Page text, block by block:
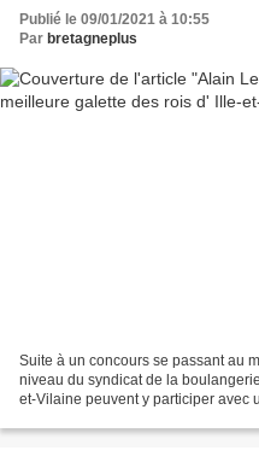
Publié le 09/01/2021 à 10:55
Par bretagneplus
Suite à un concours se passant au
niveau du syndicat de la
et-Vilaine peuvent y participer avec